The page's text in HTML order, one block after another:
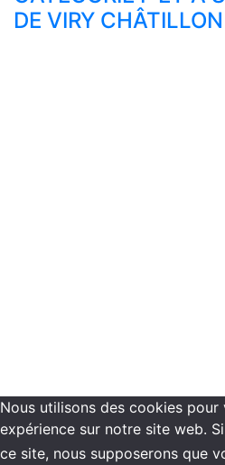
DE VIRY CHÂTILLON
Nos formations
Nos centres de
Nous utilisons des cookies
expérience sur notre site web.
ce site, nous supposerons que